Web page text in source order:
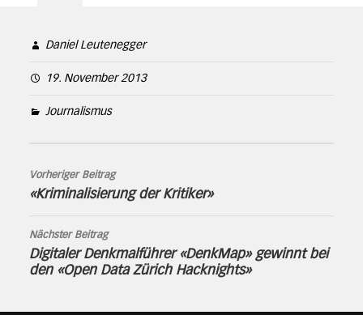
Daniel Leutenegger
19. November 2013
Journalismus
Vorheriger Beitrag
«Kriminalisierung der Kritiker»
Nächster Beitrag
Digitaler Denkmalführer «DenkMap» gewinnt bei
den «Open Data Zürich Hacknights»